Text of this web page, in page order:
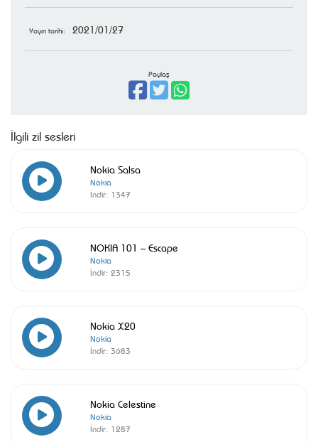
Yayın tarihi: 2021/01/27
Paylaş
İlgili zil sesleri
Nokia Salsa
Nokia
İndir: 1347
NOKIA 101 – Escape
Nokia
İndir: 2315
Nokia X20
Nokia
İndir: 3683
Nokia Celestine
Nokia
İndir: 1287